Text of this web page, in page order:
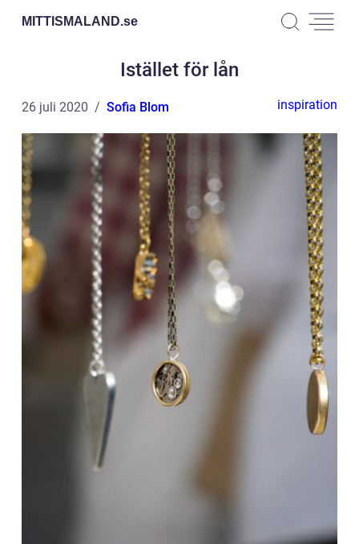
MITTISMALAND.se
Istället för lån
26 juli 2020 Sofia Blom inspiration